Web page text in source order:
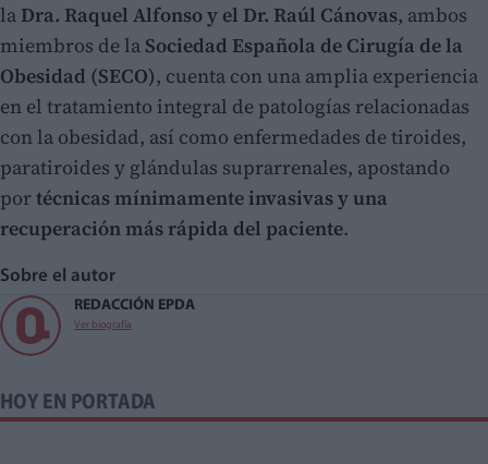
la Dra. Raquel Alfonso y el Dr. Raúl Cánovas, ambos
miembros de la Sociedad Española de Cirugía de la
Obesidad (SECO), cuenta con una amplia experiencia
en el tratamiento integral de patologías relacionadas
con la obesidad, así como enfermedades de tiroides,
paratiroides y glándulas suprarrenales, apostando
portécnicas mínimamente invasivas y una
recuperación más rápida del paciente.
Sobre el autor
REDACCIÓN EPDA
Ver biografía
HOY EN PORTADA